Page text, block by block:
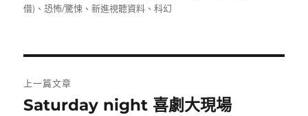
者
佈
類
借) 、恐怖/驚悚 、新進視聽資料 、科幻
章
上一篇文章
上
Saturday night 喜劇大現場